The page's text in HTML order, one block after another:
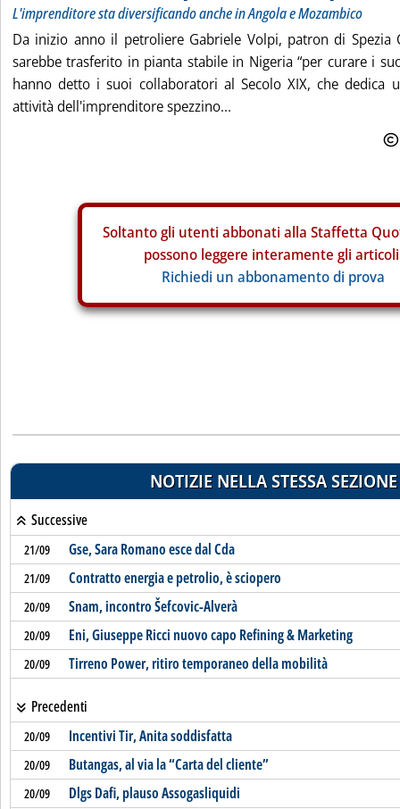
L'imprenditore sta diversificando anche in Angola e Mozambico
Da inizio anno il petroliere Gabriele Volpi, patron di Spezia
sarebbe trasferito in pianta stabile in Nigeria “per curare i
hanno detto i suoi collaboratori al Secolo XIX, che dedica
attività dell'imprenditore spezzino...
Soltanto gli utenti abbonati alla Staffetta
possono leggere interamente gli
Richiedi un abbonamento di prova
NOTIZIE NELLA STESSA SEZIONE
Successive
21/09 Gse, Sara Romano esce dal Cda
21/09 Contratto energia e petrolio, è sciopero
20/09 Snam, incontro Šefcovic-Alverà
20/09 Eni, Giuseppe Ricci nuovo capo Refining & Marketing
20/09 Tirreno Power, ritiro temporaneo della mobilità
Precedenti
20/09 Incentivi Tir, Anita soddisfatta
20/09 Butangas, al via la “Carta del cliente”
20/09 Dlgs Dafi, plauso Assogasliquidi